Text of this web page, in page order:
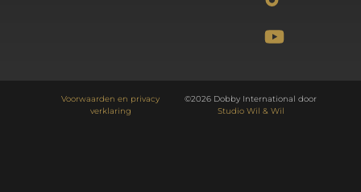
Voorwaarden en privacy
verklaring
©2026 Dobby International door
Studio Wil & Wil